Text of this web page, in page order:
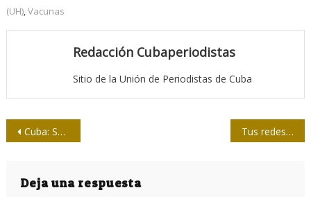
(UH),Vacunas
Redacción Cubaperiodistas
Sitio de la Unión de Periodistas de Cuba
Navegación
entradas
Cuba: Soberana 02 y el camino de las similitudes Tus redes sociales: cuerda floja y oportunidades
Deja una respuesta